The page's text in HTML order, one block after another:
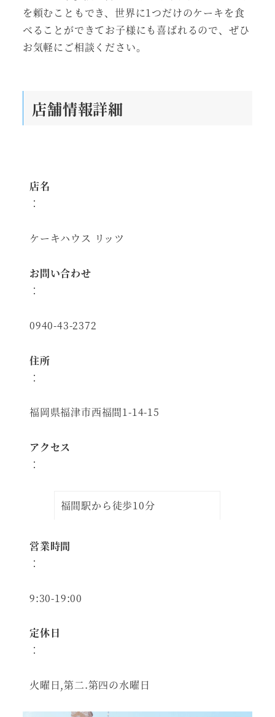
を頼むこともでき、世界に1つだけのケーキを食
べることができてお子様にも喜ばれるので、ぜひ
お気軽にご相談ください。
店舗情報詳細
店名
：
ケーキハウス リッツ
お問い合わせ
：
0940-43-2372
住所
：
福岡県福津市西福間1-14-15
アクセス
：
福間駅から徒歩10分
営業時間
：
9:30-19:00
定休日
：
火曜日,第二.第四の水曜日